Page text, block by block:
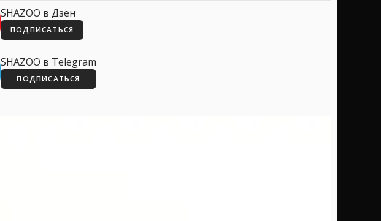
SHAZOO в Дзен
ПОДПИСАТЬСЯ
SHAZOO в Telegram
ПОДПИСАТЬСЯ